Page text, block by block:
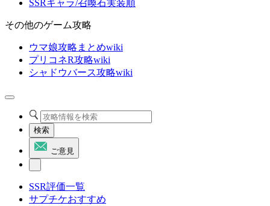
SSRキャラ/召喚石実装順
その他のゲーム攻略
ウマ娘攻略まとめwiki
プリコネR攻略wiki
シャドウバース攻略wiki
検索
ご意見
SSR評価一覧
サプチケおすすめ